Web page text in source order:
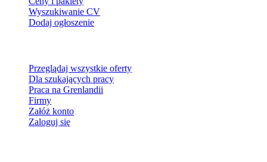
Wyszukiwanie CV
Dodaj ogłoszenie
Przeglądaj wszystkie oferty
Dla szukających pracy
Praca na Grenlandii
Firmy
Załóż konto
Zaloguj się